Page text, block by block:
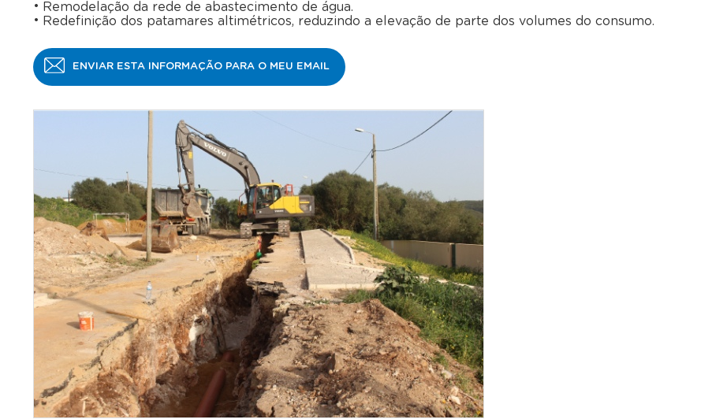
Remodelação da rede de abastecimento de água.
Redefinição dos patamares altimétricos, reduzindo a elevação de parte dos volumes do consumo.
ENVIAR ESTA INFORMAÇÃO PARA O MEU EMAIL